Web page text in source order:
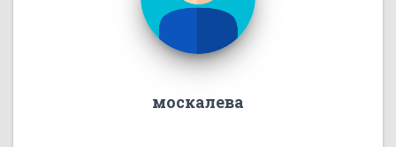
москалева